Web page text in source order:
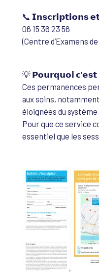
📞 𝗜𝗻𝘀𝗰𝗿𝗶𝗽𝘁𝗶𝗼𝗻𝘀
06 15 36 23 56
(Centre d’Examens
💡 𝗣𝗼𝘂𝗿𝗾𝘂𝗼𝗶
Ces permanences
aux soins,
éloignées du
Pour que ce service
essentiel que les